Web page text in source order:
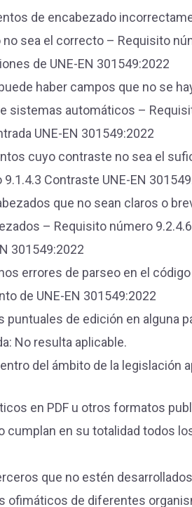
de encabezado
sea el correcto – Requisito
de UNE-EN 301549:2022
haber campos que no se
sistemas automáticos –
UNE-EN 301549:2022
cuyo contraste no sea el
Contraste UNE-EN
que no sean claros o
– Requisito número
301549:2022
errores de parseo en el
de UNE-EN 301549:2022
puntuales de edición en alguna
No resulta aplicable.
del ámbito de la legislación
en PDF u otros formatos
cumplan en su totalidad todos
que no estén
ofimáticos de diferentes